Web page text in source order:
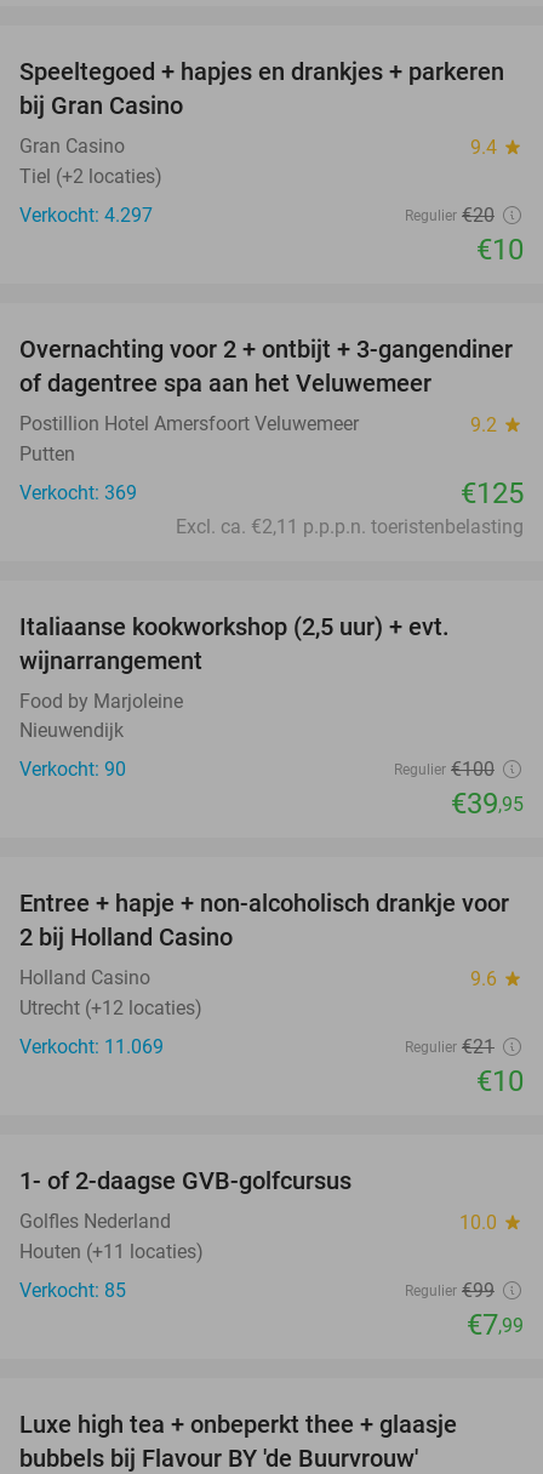
50%
Speeltegoed + hapjes en drankjes + parkeren
bij Gran Casino
Gran Casino 9.4 star
Tiel (+2 locaties)
Verkocht: 4.297
Regulier €20
€10
Overnachting voor 2 + ontbijt + 3-gangendiner
of dagentree spa aan het Veluwemeer
Postillion Hotel Amersfoort Veluwemeer 9.2 star
Putten
Verkocht: 369
€125
Excl. ca. €2,11 p.p.p.n. toeristenbelasting
Italiaanse kookworkshop (2,5 uur) + evt.
wijnarrangement
Food by Marjoleine
Nieuwendijk
Verkocht: 90
Regulier €100
€39,95
52%
Entree + hapje + non-alcoholisch drankje voor
2 bij Holland Casino
Holland Casino 9.6 star
Utrecht (+12 locaties)
Verkocht: 11.069
Regulier €21
€10
1- of 2-daagse GVB-golfcursus
Golfles Nederland 10.0 star
Houten (+11 locaties)
Verkocht: 85
Regulier €99
€7,99
Luxe high tea + onbeperkt thee + glaasje
bubbels bij Flavour BY 'de Buurvrouw'